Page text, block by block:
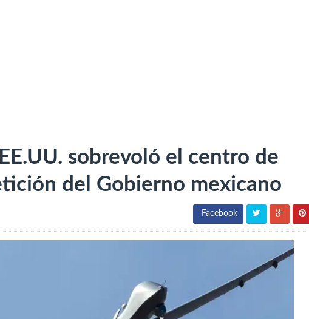
sobrevoló el centro de
del Gobierno mexicano
Facebook